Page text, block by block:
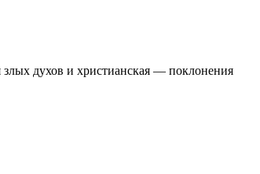
злых духов и христианская — поклонения